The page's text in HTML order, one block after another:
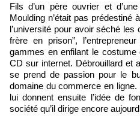
Fils d’un père ouvrier et
Moulding n’était pas prédestiné
l’université pour avoir séché
frère en prison”,
gammes en enfilant le costume
CD sur internet. Débrouillard et
se prend de passion pour le
domaine du commerce en
lui donnent ensuite l’idée de
société qu’il dirige encore